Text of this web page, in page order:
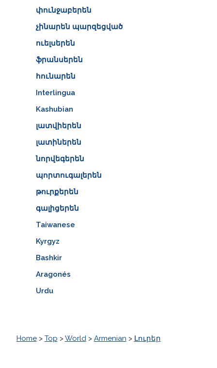
փունջաբերեն
չինարեն պարզեցված
ուելսերեն
ֆրանսերեն
հունարեն
Interlingua
Kashubian
լատվիերեն
լատիներեն
նորվեգերեն
պորտուգալերեն
թուրքերեն
գալիցերեն
Taiwanese
Kyrgyz
Bashkir
Aragonés
Urdu
Home> Top >World> Armenian > Լուրեր